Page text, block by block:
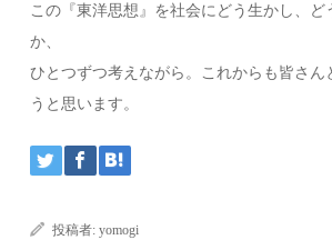
この『東洋思想』を社会にどう生かし、ど
か、
ひとつずつ考えながら。これからも皆さん
うと思います。
投稿者:yomogi